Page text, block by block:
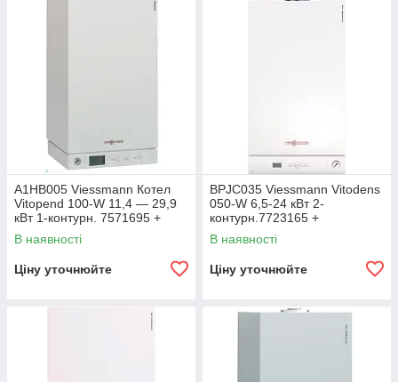
A1HB005 Viessmann Котел
Vitopend 100-W 11,4 — 29,9
кВт 1-контурн. 7571695 +
71.MT7.00.02
В наявності
Ціну уточнюйте
BPJC035 Viessmann Vitodens
050-W 6,5-24 кВт 2-
контурн.7723165 +
7373232+7373226
В наявності
Ціну уточнюйте